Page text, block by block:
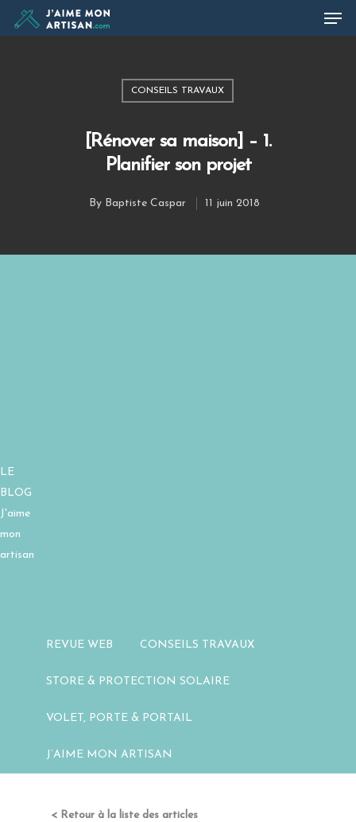
Hit enter to search or ESC to close
CONSEILS TRAVAUX
[Rénover sa maison] – 1.
Planifier son projet
By Baptiste Caspar 11 juin 2018
LE
BLOG
J'aime
mon
artisan
REVUE WEB CONSEILS TRAVAUX
STORE & PROTECTION SOLAIRE
VOLET, PORTE & PORTAIL
J’AIME MON ARTISAN
< Retour à la liste des articles